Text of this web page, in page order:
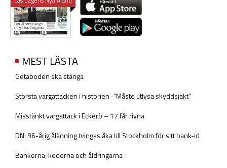
MEST LÄSTA
Getaboden ska stänga
Största vargattacken i historien -”Måste utlysa skyddsjakt”
Misstänkt vargattack i Eckerö – 17 får rivna
DN: 96-årig ålänning tvingas åka till Stockholm för sitt bank-id
Bankerna, koderna och åldringarna